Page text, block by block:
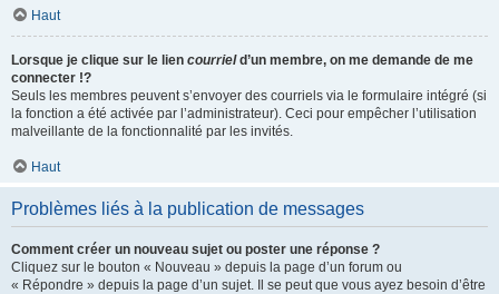
Haut
Lorsque je clique sur le lien courrield’un membre, on me demande de me
connecter !?
Seuls les membres peuvent s’envoyer des courriels via le formulaire intégré (si
la fonction a été activée par l’administrateur). Ceci pour empêcher l’utilisation
malveillante de la fonctionnalité par les invités.
Haut
Problèmes liés à la publication de messages
Comment créer un nouveau sujet ou poster une réponse ?
Cliquez sur le bouton « Nouveau » depuis la page d’un forum ou
« Répondre » depuis la page d’un sujet. Il se peut que vous ayez besoin d’être